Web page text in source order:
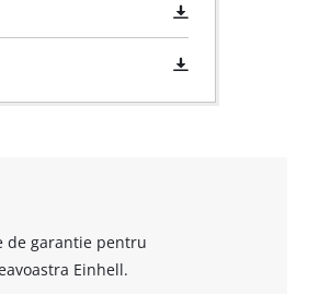
de garantie pentru
Einhell.